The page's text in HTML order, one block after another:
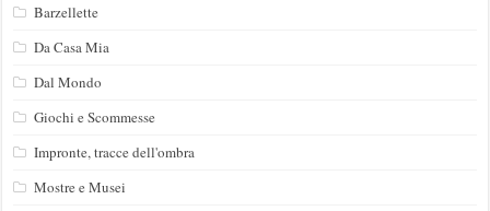
Barzellette
Da Casa Mia
Dal Mondo
Giochi e Scommesse
Impronte, tracce dell'ombra
Mostre e Musei